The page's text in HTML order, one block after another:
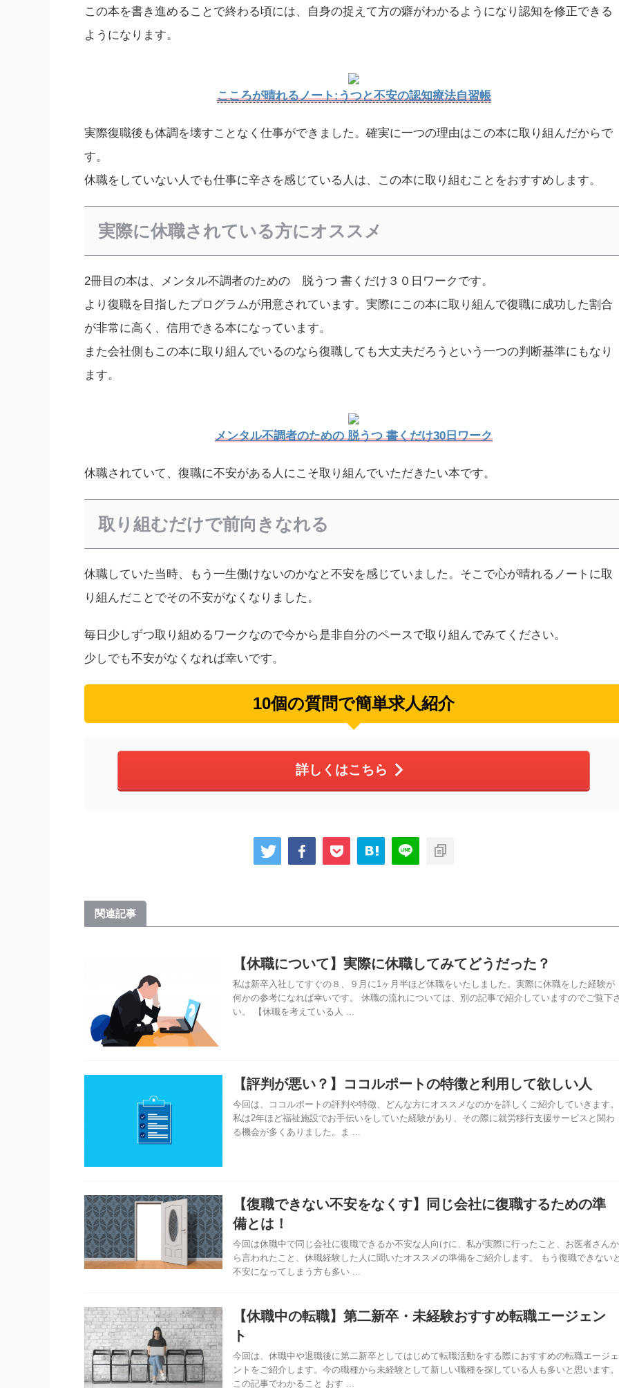
この本を書き進めることで終わる頃には、自身の捉えて方の癖がわかるようになり認知を修正できる
ようになります。
こころが晴れるノート:うつと不安の認知療法自習帳
実際復職後も体調を壊すことなく仕事ができました。確実に一つの理由はこの本に取り組んだからで
す。
休職をしていない人でも仕事に辛さを感じている人は、この本に取り組むことをおすすめします。
実際に休職されている方にオススメ
2冊目の本は、メンタル不調者のための 脱うつ 書くだけ３０日ワークです。
より復職を目指したプログラムが用意されています。実際にこの本に取り組んで復職に成功した割合
が非常に高く、信用できる本になっています。
また会社側もこの本に取り組んでいるのなら復職しても大丈夫だろうという一つの判断基準にもなり
ます。
メンタル不調者のための 脱うつ 書くだけ30日ワーク
休職されていて、復職に不安がある人にこそ取り組んでいただきたい本です。
取り組むだけで前向きなれる
休職していた当時、もう一生働けないのかなと不安を感じていました。そこで心が晴れるノートに取
り組んだことでその不安がなくなりました。
毎日少しずつ取り組めるワークなので今から是非自分のペースで取り組んでみてください。
少しでも不安がなくなれば幸いです。
10個の質問で簡単求人紹介
詳しくはこちら
関連記事
【休職について】実際に休職してみてどうだった？
私は新卒入社してすぐの８、９月に1ヶ月半ほど休職をいたしました。実際に休職をした経験が
何かの参考になれば幸いです。 休職の流れについては、別の記事で紹介していますのでご覧下
い。 【休職を考えている人 ...
【評判が悪い？】ココルポートの特徴と利用して欲しい人
今回は、ココルポートの評判や特徴、どんな方にオススメなのかを詳しくご紹介していきます。
私は2年ほど福祉施設でお手伝いをしていた経験があり、その際に就労移行支援サービスと関わ
る機会が多くありました。ま ...
【復職できない不安をなくす】同じ会社に復職するための準
備とは！
今回は休職中で同じ会社に復職できるか不安な人向けに、私が実際に行ったこと、お医者さんか
ら言われたこと、休職経験した人に聞いたオススメの準備をご紹介します。 もう復職できない
不安になってしまう方も多い ...
【休職中の転職】第二新卒・未経験おすすめ転職エージェン
ト
今回は、休職中や退職後に第二新卒としてはじめて転職活動をする際におすすめの転職エージェ
ントをご紹介します。今の職種から未経験として新しい職種を探している人も多いと思います。
この記事でわかること おす ...